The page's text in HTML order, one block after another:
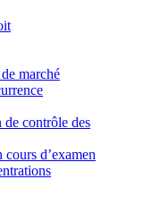
marché
contrôle des
d’examen